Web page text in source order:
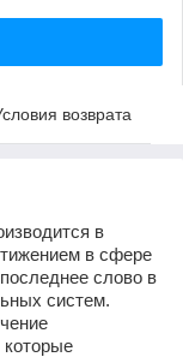
возврата
в
в сфере
слово в
систем.